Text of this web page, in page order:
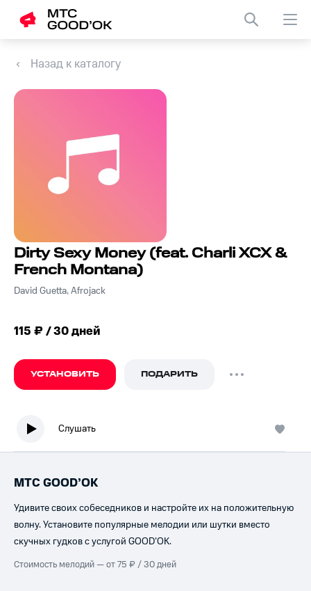
Назад к каталогу
Dirty Sexy Money (feat. Charli XCX &
French Montana)
David Guetta, Afrojack
115 ₽ / 30 дней
УСТАНОВИТЬ ПОДАРИТЬ
Слушать
МТС GOOD’OK
Удивите своих собеседников и настройте их на положительную
волну. Установите популярные мелодии или шутки вместо
скучных гудков с услугой GOOD’OK.
Стоимость мелодий — от 75 ₽ / 30 дней